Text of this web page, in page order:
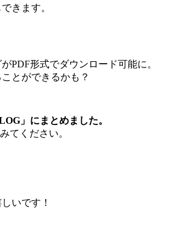
きます。
PDF形式でダウンロード可能に。
とができるかも？
」にまとめました。
てください。
いです！